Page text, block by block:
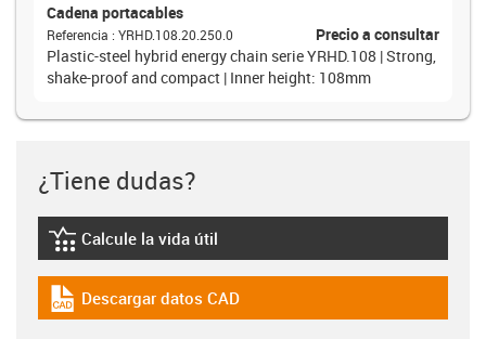
Cadena portacables
Referencia : YRHD.108.20.250.0
Precio a consultar
Plastic-steel hybrid energy chain serie YRHD.108 | Strong,
shake-proof and compact | Inner height: 108mm
¿Tiene dudas?
igus-icon-lebensdauerrechner
Calcule la vida útil
igus-icon-cad-dateien
Descargar datos CAD